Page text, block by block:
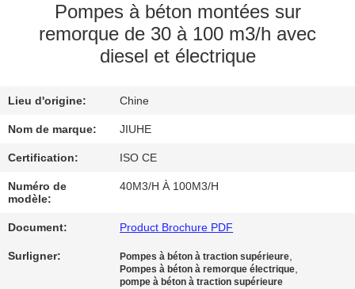
NOUS
VISITE
D'USINE
CONTRÔLE
DE
Pompes à béton montées sur
remorque de 30 à 100 m3/h avec
diesel et électrique
Lieu d'origine: Chine
Nom de marque: JIUHE
Certification: ISO CE
Numéro de
modèle:
40M3/H À 100M3/H
Document: Product Brochure PDF
Surligner: Pompes à béton à traction supérieure,
Pompes à béton à remorque électrique,
pompe à béton à traction supérieure